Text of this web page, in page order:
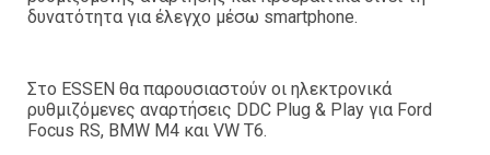
δυνατότητα για έλεγχο μέσω smartphone.
Στο ESSEN θα παρουσιαστούν οι ηλεκτρονικά
ρυθμιζόμενες αναρτήσεις DDC Plug & Play για Ford
Focus RS, BMW M4 και VW T6.